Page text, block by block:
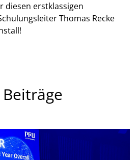
diesen erstklassigen
Thomas Recke